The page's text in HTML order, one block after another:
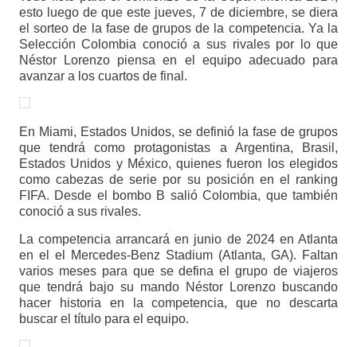
esto luego de que este jueves, 7 de diciembre, se diera
el sorteo de la fase de grupos de la competencia. Ya la
Selección Colombia conoció a sus rivales por lo que
Néstor Lorenzo piensa en el equipo adecuado para
avanzar a los cuartos de final.
En Miami, Estados Unidos, se definió la fase de grupos
que tendrá como protagonistas a Argentina, Brasil,
Estados Unidos y México, quienes fueron los elegidos
como cabezas de serie por su posición en el ranking
FIFA. Desde el bombo B salió Colombia, que también
conoció a sus rivales.
La competencia arrancará en junio de 2024 en Atlanta
en el el Mercedes-Benz Stadium (Atlanta, GA). Faltan
varios meses para que se defina el grupo de viajeros
que tendrá bajo su mando Néstor Lorenzo buscando
hacer historia en la competencia, que no descarta
buscar el título para el equipo.